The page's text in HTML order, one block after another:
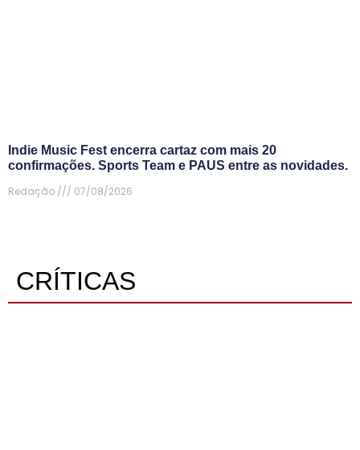
Indie Music Fest encerra cartaz com mais 20
confirmações. Sports Team e PAUS entre as novidades.
Redação
07/08/2026
CRÍTICAS